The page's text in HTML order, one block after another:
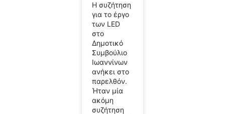
Η συζήτηση
για το έργο
των LED
στο
Δημοτικό
Συμβούλιο
Ιωαννίνων
ανήκει στο
παρελθόν.
Ήταν μία
ακόμη
συζήτηση